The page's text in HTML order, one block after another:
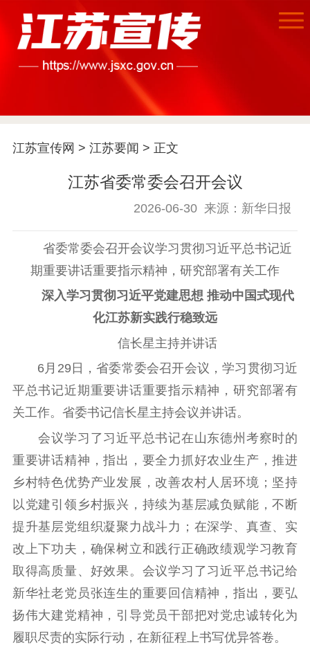
公示公告
信息公开年度报
告
政策法规
工作动态
理论武装
理论学习 宣传宣讲 研究阐释
哲学社科
社科强省 工作通知
成果集萃
江苏文脉
资料下载
新闻宣传
主题宣传 对外宣传
新闻发布
记者之家
品牌栏目
文化文艺
精品生产 文化惠民
文化传承
文化交流
体制改革
文化产业
江苏宣传网 > 江苏要闻 > 正文
江苏省委常委会召开会议
2026-06-30 来源：新华日报
省委常委会召开会议学习贯彻习近平总书记近
期重要讲话重要指示精神，研究部署有关工作
深入学习贯彻习近平党建思想 推动中国式现代
化江苏新实践行稳致远
信长星主持并讲话
6月29日，省委常委会召开会议，学习贯彻习近
平总书记近期重要讲话重要指示精神，研究部署有
关工作。省委书记信长星主持会议并讲话。
会议学习了习近平总书记在山东德州考察时的
重要讲话精神，指出，要全力抓好农业生产，推进
乡村特色优势产业发展，改善农村人居环境；坚持
以党建引领乡村振兴，持续为基层减负赋能，不断
提升基层党组织凝聚力战斗力；在深学、真查、实
改上下功夫，确保树立和践行正确政绩观学习教育
取得高质量、好效果。会议学习了习近平总书记给
新华社老党员张连生的重要回信精神，指出，要弘
扬伟大建党精神，引导党员干部把对党忠诚转化为
履职尽责的实际行动，在新征程上书写优异答卷。